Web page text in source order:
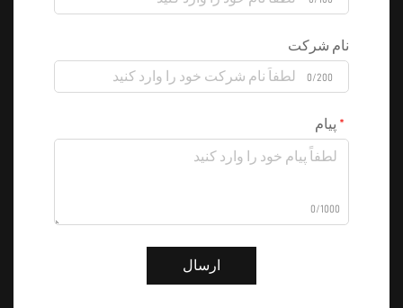
نام شرکت
0/200
پیام
0/1000
ارسال